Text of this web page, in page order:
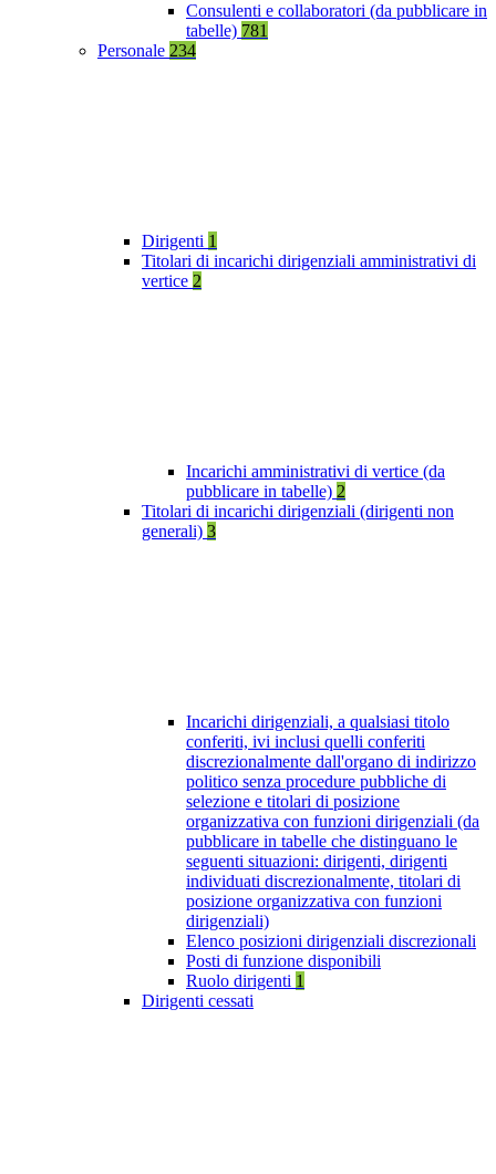
Consulenti e collaboratori (da pubblicare in
tabelle) 781
Personale 234
Dirigenti 1
Titolari di incarichi dirigenziali amministrativi di
vertice 2
Incarichi amministrativi di vertice (da
pubblicare in tabelle) 2
Titolari di incarichi dirigenziali (dirigenti non
generali) 3
Incarichi dirigenziali, a qualsiasi titolo
conferiti, ivi inclusi quelli conferiti
discrezionalmente dall'organo di indirizzo
politico senza procedure pubbliche di
selezione e titolari di posizione
organizzativa con funzioni dirigenziali (da
pubblicare in tabelle che distinguano le
seguenti situazioni: dirigenti, dirigenti
individuati discrezionalmente, titolari di
posizione organizzativa con funzioni
dirigenziali)
Elenco posizioni dirigenziali discrezionali
Posti di funzione disponibili
Ruolo dirigenti 1
Dirigenti cessati